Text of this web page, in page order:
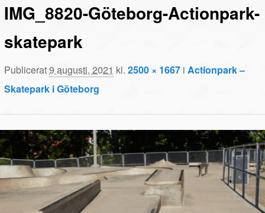
INNEHÅLL
INNEHÅLL
IMG_8820-Göteborg-Actionpark-
skatepark
Publicerat9 augusti, 2021 kl.2500 × 1667 iActionpark –
Skatepark i Göteborg